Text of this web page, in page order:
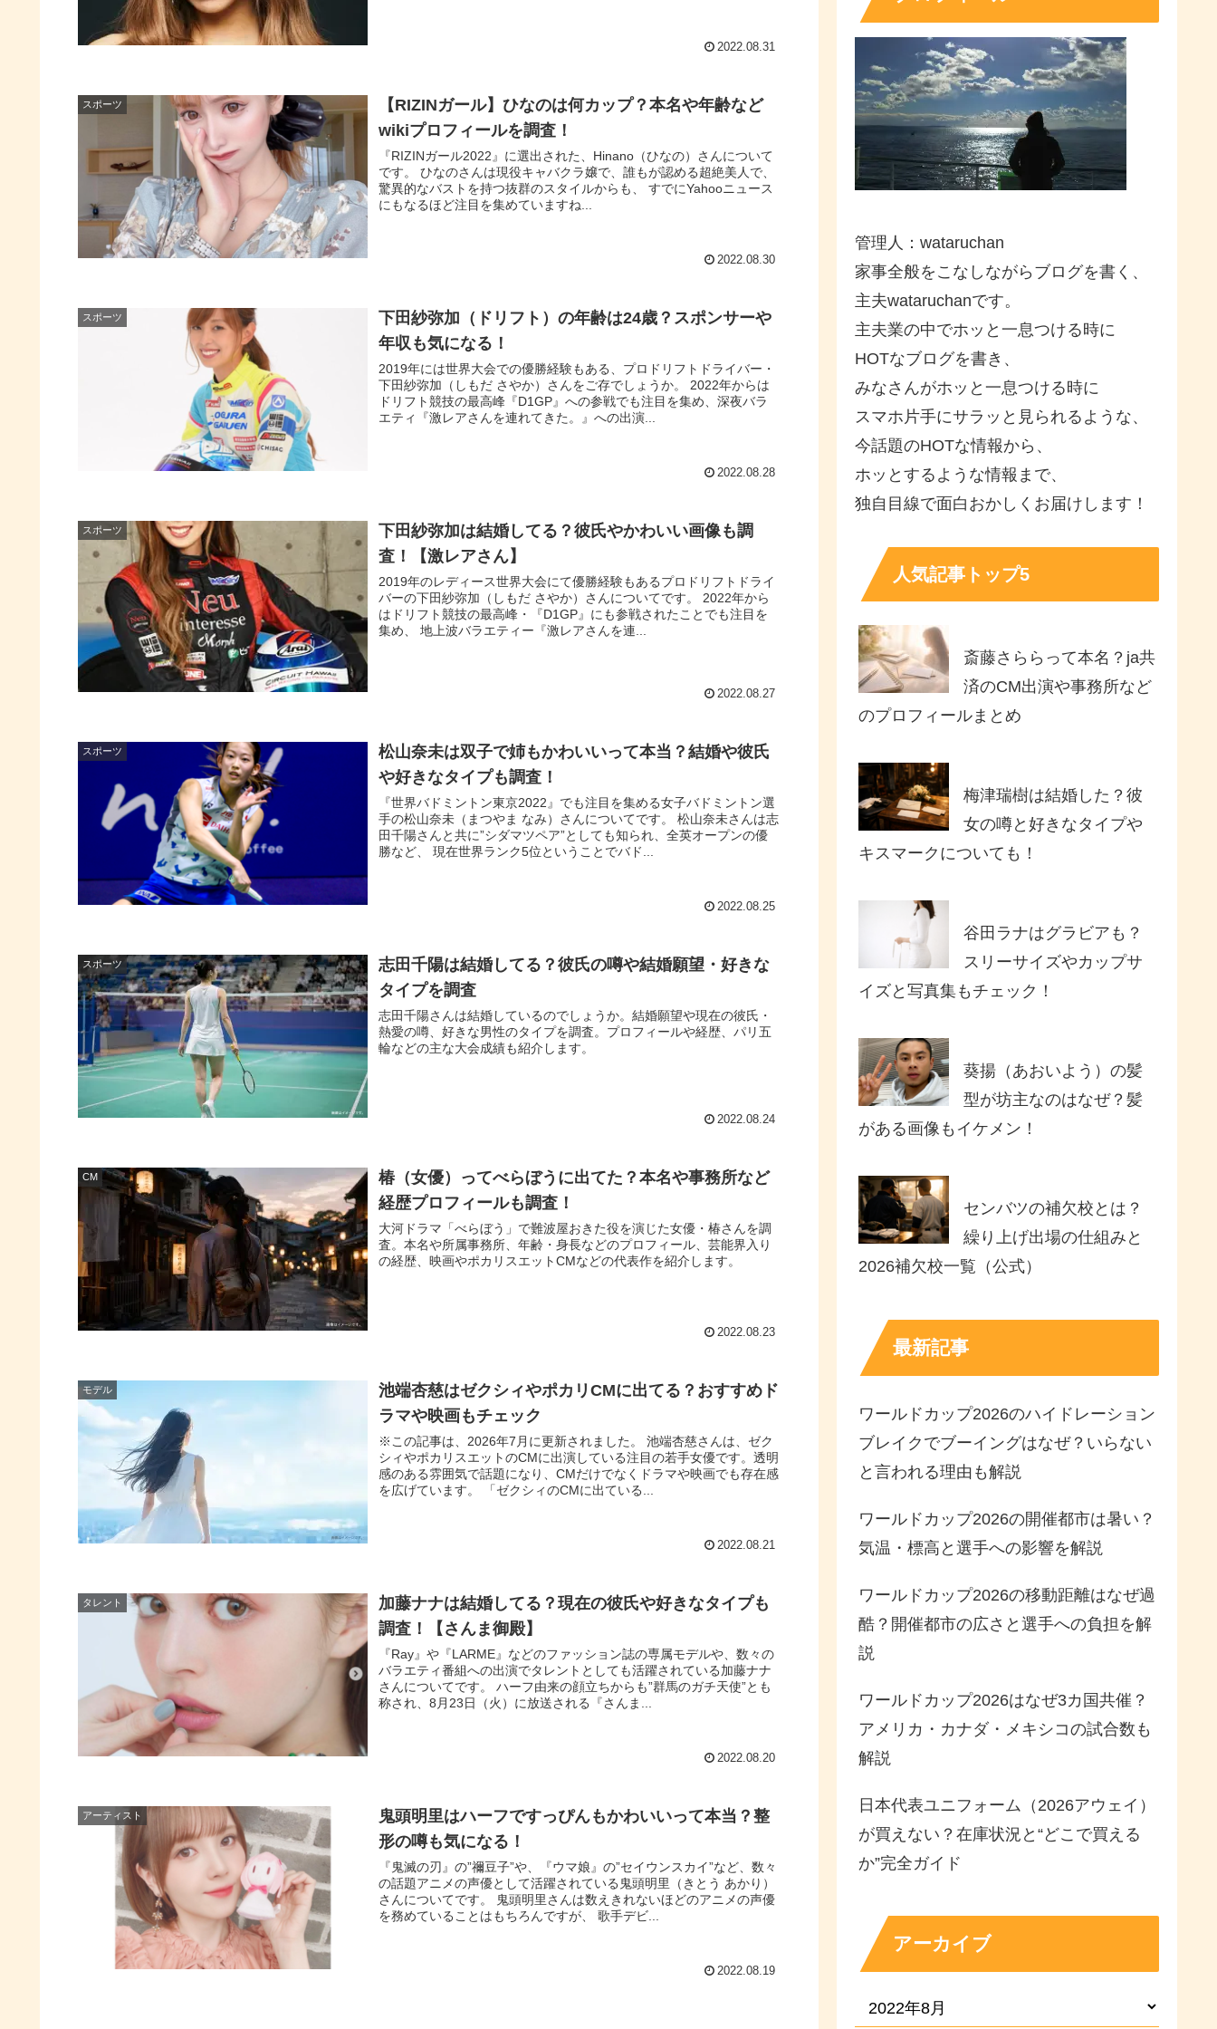
2022.08.31
スポーツ
【RIZINガール】ひなのは何カップ？本名や年齢など
wikiプロフィールを調査！
『RIZINガール2022』に選出された、Hinano（ひなの）さんについて
です。 ひなのさんは現役キャバクラ嬢で、誰もが認める超絶美人で、
驚異的なバストを持つ抜群のスタイルからも、 すでにYahooニュース
にもなるほど注目を集めていますね...
2022.08.30
スポーツ
下田紗弥加（ドリフト）の年齢は24歳？スポンサーや
年収も気になる！
2019年には世界大会での優勝経験もある、プロドリフトドライバー・
下田紗弥加（しもだ さやか）さんをご存でしょうか。 2022年からは
ドリフト競技の最高峰『D1GP』への参戦でも注目を集め、深夜バラ
エティ『激レアさんを連れてきた。』への出演...
2022.08.28
スポーツ
下田紗弥加は結婚してる？彼氏やかわいい画像も調
査！【激レアさん】
2019年のレディース世界大会にて優勝経験もあるプロドリフトドライ
バーの下田紗弥加（しもだ さやか）さんについてです。 2022年から
はドリフト競技の最高峰・『D1GP』にも参戦されたことでも注目を
集め、 地上波バラエティー『激レアさんを連...
2022.08.27
スポーツ
松山奈未は双子で姉もかわいいって本当？結婚や彼氏
や好きなタイプも調査！
『世界バドミントン東京2022』でも注目を集める女子バドミントン選
手の松山奈未（まつやま なみ）さんについてです。 松山奈未さんは志
田千陽さんと共に”シダマツペア”としても知られ、全英オープンの優
勝など、 現在世界ランク5位ということでバド...
2022.08.25
スポーツ
志田千陽は結婚してる？彼氏の噂や結婚願望・好きな
タイプを調査
志田千陽さんは結婚しているのでしょうか。結婚願望や現在の彼氏・
熱愛の噂、好きな男性のタイプを調査。プロフィールや経歴、パリ五
輪などの主な大会成績も紹介します。
2022.08.24
CM
椿（女優）ってべらぼうに出てた？本名や事務所など
経歴プロフィールも調査！
大河ドラマ「べらぼう」で難波屋おきた役を演じた女優・椿さんを調
査。本名や所属事務所、年齢・身長などのプロフィール、芸能界入り
の経歴、映画やポカリスエットCMなどの代表作を紹介します。
2022.08.23
モデル
池端杏慈はゼクシィやポカリCMに出てる？おすすめド
ラマや映画もチェック
※この記事は、2026年7月に更新されました。 池端杏慈さんは、ゼク
シィやポカリスエットのCMに出演している注目の若手女優です。透明
感のある雰囲気で話題になり、CMだけでなくドラマや映画でも存在感
を広げています。 「ゼクシィのCMに出ている...
2022.08.21
タレント
加藤ナナは結婚してる？現在の彼氏や好きなタイプも
調査！【さんま御殿】
『Ray』や『LARME』などのファッション誌の専属モデルや、数々の
バラエティ番組への出演でタレントとしても活躍されている加藤ナナ
さんについてです。 ハーフ由来の顔立ちからも”群馬のガチ天使”とも
称され、8月23日（火）に放送される『さんま...
2022.08.20
アーティスト
鬼頭明里はハーフですっぴんもかわいいって本当？整
形の噂も気になる！
『鬼滅の刃』の”禰豆子”や、『ウマ娘』の”セイウンスカイ”など、数々
の話題アニメの声優として活躍されている鬼頭明里（きとう あかり）
さんについてです。 鬼頭明里さんは数えきれないほどのアニメの声優
を務めていることはもちろんですが、 歌手デビ...
2022.08.19
管理人：wataruchan
家事全般をこなしながらブログを書く、
主夫wataruchanです。
主夫業の中でホッと一息つける時に
HOTなブログを書き、
みなさんがホッと一息つける時に
スマホ片手にサラッと見られるような、
今話題のHOTな情報から、
ホッとするような情報まで、
独自目線で面白おかしくお届けします！
人気記事トップ5
斎藤さららって本名？ja共
済のCM出演や事務所など
のプロフィールまとめ
梅津瑞樹は結婚した？彼
女の噂と好きなタイプや
キスマークについても！
谷田ラナはグラビアも？
スリーサイズやカップサ
イズと写真集もチェック！
葵揚（あおいよう）の髪
型が坊主なのはなぜ？髪
がある画像もイケメン！
センバツの補欠校とは？
繰り上げ出場の仕組みと
2026補欠校一覧（公式）
最新記事
ワールドカップ2026のハイドレーション
ブレイクでブーイングはなぜ？いらない
と言われる理由も解説
ワールドカップ2026の開催都市は暑い？
気温・標高と選手への影響を解説
ワールドカップ2026の移動距離はなぜ過
酷？開催都市の広さと選手への負担を解
説
ワールドカップ2026はなぜ3カ国共催？
アメリカ・カナダ・メキシコの試合数も
解説
日本代表ユニフォーム（2026アウェイ）
が買えない？在庫状況と“どこで買える
か”完全ガイド
アーカイブ